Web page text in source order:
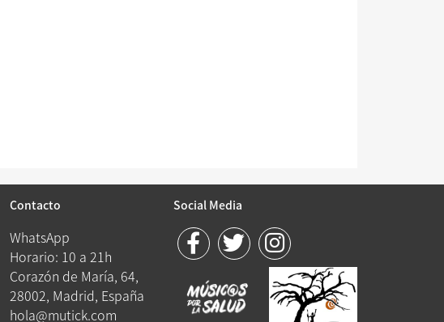
Contacto
WhatsApp
Horario: 10 a 21h
Corazón de María, 64,
28002, Madrid, España
hola@mutick.com
Social Media